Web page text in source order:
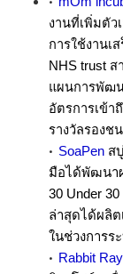
งานที่เพิ่มตัว
การใช้งานเ
NHS trust ส
แผนการพัฒ
อัตรการเข้า
รางวัลรองช
•​ SoaPen ส
มือได้พัฒนา
30 Under 30
ล่าสุดได้ผลิ
ในช่วงการร
•​ Rabbit Ray